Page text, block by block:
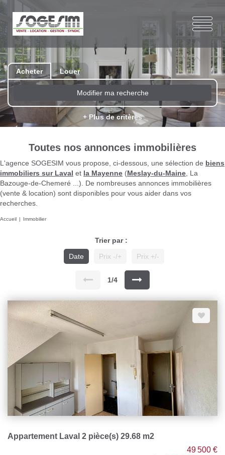
Acheter Louer
Modifier ma recherche
+ Plus de critères
Toutes nos annonces immobilières
L'agence SOGESIM vous propose, ci-dessous, une sélection de biens
immobiliers sur Laval et la Mayenne (Meslay-du-Maine , La
Bazouge-de-Chemeré ...). De nombreuses annonces immobilières
(vente & location) sont disponibles pour vous aider dans vos
recherches.
Accueil Immobilier
Trier par :
Date
Prix -/+ Prix +/-
1/4
Appartement Laval 2 pièce(s) 29.68 m2
49 500 €